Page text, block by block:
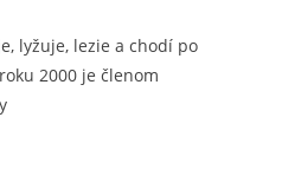
lyžuje, lezie a chodí po
2000 je členom